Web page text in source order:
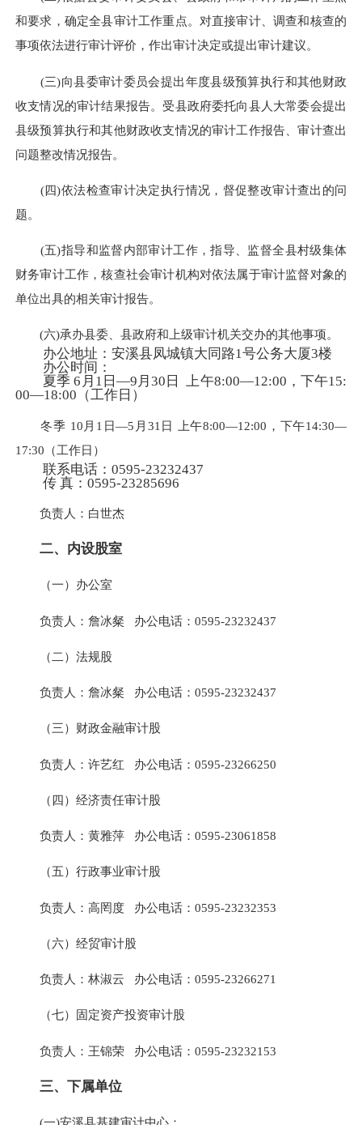
和要求，确定全县审计工作重点。对直接审计、调查和核查的
事项依法进行审计评价，作出审计决定或提出审计建议。
(三)向县委审计委员会提出年度县级预算执行和其他财政
收支情况的审计结果报告。受县政府委托向县人大常委会提出
县级预算执行和其他财政收支情况的审计工作报告、审计查出
问题整改情况报告。
(四)依法检查审计决定执行情况，督促整改审计查出的问
题。
(五)指导和监督内部审计工作，指导、监督全县村级集体
财务审计工作，核查社会审计机构对依法属于审计监督对象的
单位出具的相关审计报告。
(六)承办县委、县政府和上级审计机关交办的其他事项。
办公地址：安溪县凤城镇大同路1号公务大厦3楼
办公时间：
夏季 6月1日—9月30日 上午8:00—12:00，下午15:
00—18:00（工作日）
冬季 10月1日—5月31日 上午8:00—12:00，下午14:30—
17:30（工作日）
联系电话：0595-23232437
传 真：0595-23285696
负责人：白世杰
二、内设股室
（一）办公室
负责人：詹冰粲 办公电话：0595-23232437
（二）法规股
负责人：詹冰粲 办公电话：0595-23232437
（三）财政金融审计股
负责人：许艺红 办公电话：0595-23266250
（四）经济责任审计股
负责人：黄雅萍 办公电话：0595-23061858
（五）行政事业审计股
负责人：高罔度 办公电话：0595-23232353
（六）经贸审计股
负责人：林淑云 办公电话：0595-23266271
（七）固定资产投资审计股
负责人：王锦荣 办公电话：0595-23232153
三、下属单位
(一)安溪县基建审计中心：